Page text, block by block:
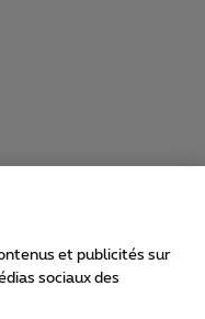
et publicités sur
sociaux des